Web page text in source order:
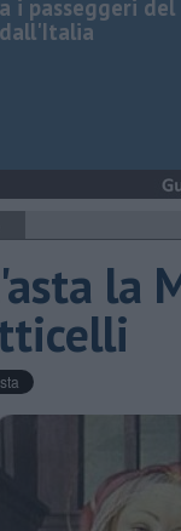
i passeggeri del
la